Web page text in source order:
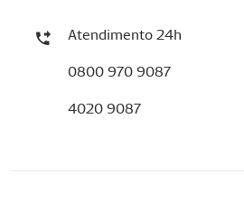
Atendimento 24h
0800 970 9087
4020 9087